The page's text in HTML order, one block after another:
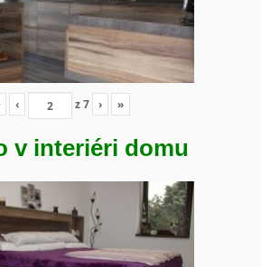
‹ z7 › »
v interiéri domu